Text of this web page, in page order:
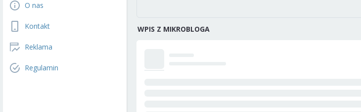
O nas
Kontakt
Reklama
Regulamin
WPIS Z MIKROBLOGA